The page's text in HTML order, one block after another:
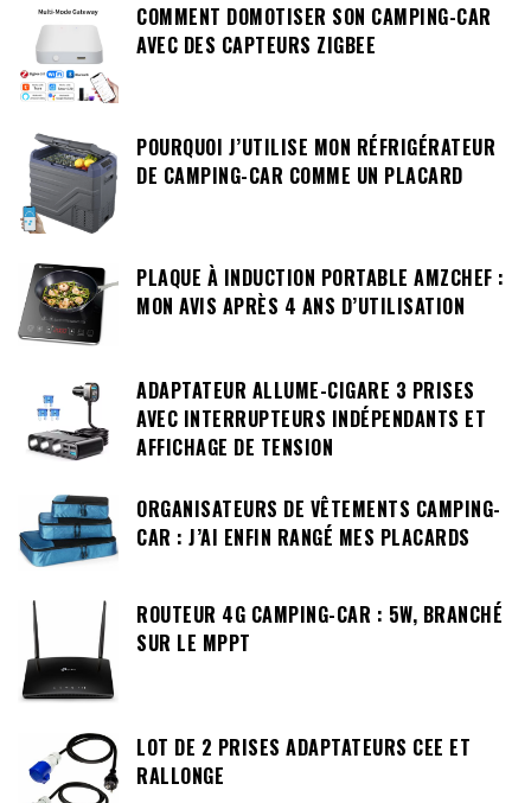
COMMENT DOMOTISER SON CAMPING-CAR
AVEC DES CAPTEURS ZIGBEE
POURQUOI J’UTILISE MON RÉFRIGÉRATEUR
DE CAMPING-CAR COMME UN PLACARD
PLAQUE À INDUCTION PORTABLE AMZCHEF :
MON AVIS APRÈS 4 ANS D’UTILISATION
ADAPTATEUR ALLUME-CIGARE 3 PRISES
AVEC INTERRUPTEURS INDÉPENDANTS ET
AFFICHAGE DE TENSION
ORGANISATEURS DE VÊTEMENTS CAMPING-
CAR : J’AI ENFIN RANGÉ MES PLACARDS
ROUTEUR 4G CAMPING-CAR : 5W, BRANCHÉ
SUR LE MPPT
LOT DE 2 PRISES ADAPTATEURS CEE ET
RALLONGE